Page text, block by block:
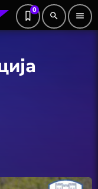
0
search menu